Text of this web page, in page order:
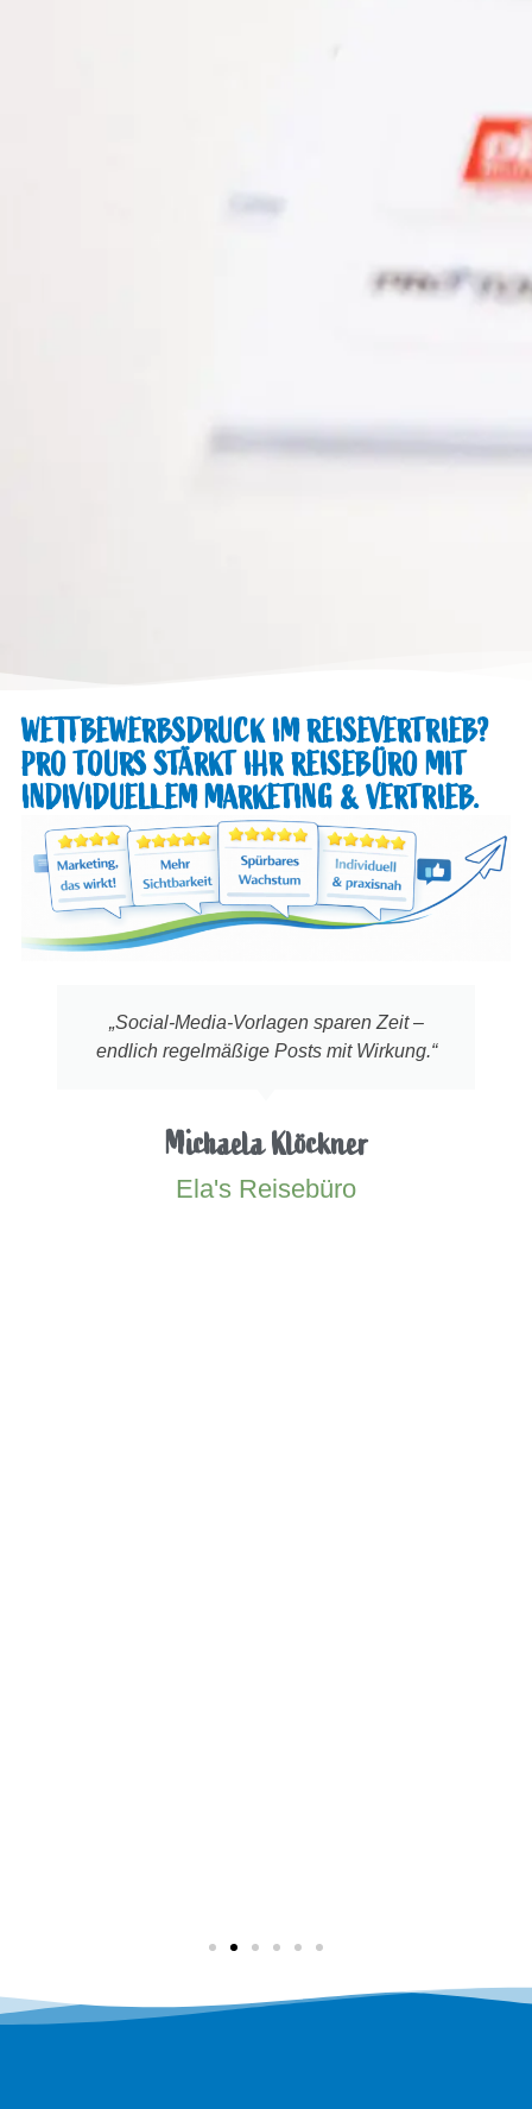
WETTBEWERBSDRUCK IM REISEVERTRIEB?
PRO TOURS STÄRKT IHR REISEBÜRO MIT
INDIVIDUELLEM MARKETING & VERTRIEB.
„Social-Media-Vorlagen sparen Zeit –
endlich regelmäßige Posts mit Wirkung.“
Michaela Klöckner
Ela's Reisebüro